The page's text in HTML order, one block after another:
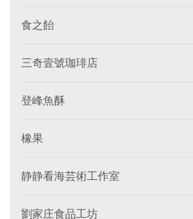
食之飴
三奇壹號珈琲店
登峰魚酥
橡果
静静看海芸術工作室
劉家庄食品工坊